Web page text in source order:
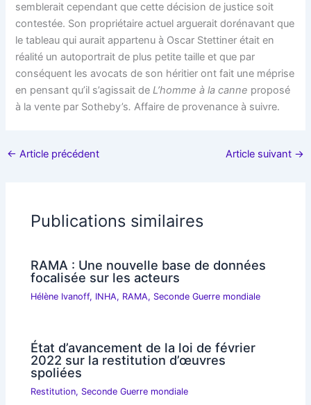
semblerait cependant que cette décision de justice soit
contestée. Son propriétaire actuel arguerait dorénavant que
le tableau qui aurait appartenu à Oscar Stettiner était en
réalité un autoportrait de plus petite taille et que par
conséquent les avocats de son héritier ont fait une méprise
en pensant qu’il s’agissait deL’homme à la canne proposé
à la vente par Sotheby’s.Affaire de provenance à suivre.
← Article précédent Article suivant →
Publications similaires
RAMA : Une nouvelle base de données
focalisée sur les acteurs
Hélène Ivanoff, INHA, RAMA, Seconde Guerre mondiale
État d’avancement de la loi de février
2022 sur la restitution d’œuvres
spoliées
Restitution, Seconde Guerre mondiale